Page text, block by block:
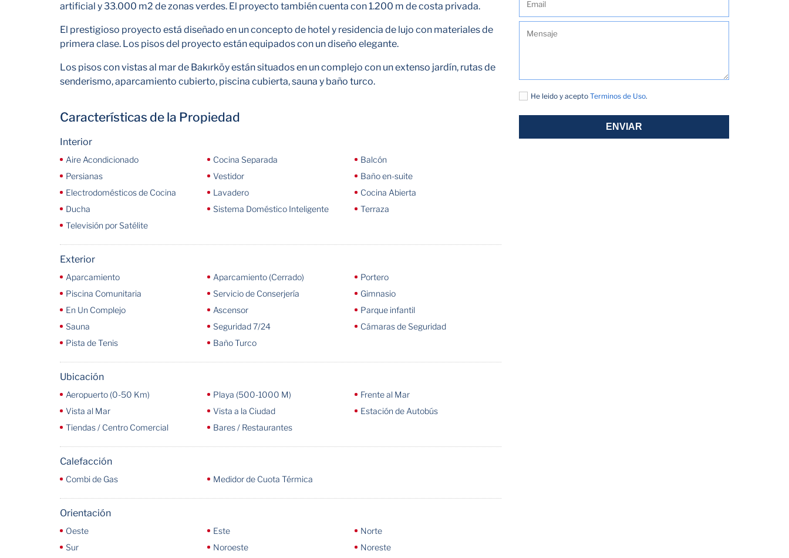
He leido y aceptoTerminos de Uso.
ENVIAR
artificial y 33.000 m2 de zonas verdes. El proyecto también cuenta con 1.200 m de costa privada.
El prestigioso proyecto está diseñado en un concepto de hotel y residencia de lujo con materiales de
primera clase. Los pisos del proyecto están equipados con un diseño elegante.
Los pisos con vistas al mar de Bakırköy están situados en un complejo con un extenso jardín, rutas de
senderismo, aparcamiento cubierto, piscina cubierta, sauna y baño turco.
Características de la Propiedad
Interior
Aire Acondicionado Cocina Separada
Balcón
Persianas
Vestidor
Baño en-suite
Electrodomésticos de Cocina
Lavadero
Cocina Abierta
Ducha
Sistema Doméstico Inteligente
Terraza
Televisión por Satélite
Exterior
Aparcamiento Aparcamiento (Cerrado)
Portero
Piscina Comunitaria
Servicio de Conserjería
Gimnasio
En Un Complejo
Ascensor
Parque infantil
Sauna
Seguridad 7/24
Cámaras de Seguridad
Pista de Tenis
Baño Turco
Ubicación
Aeropuerto (0-50 Km) Playa (500-1000 M)
Frente al Mar
Vista al Mar
Vista a la Ciudad
Estación de Autobús
Tiendas / Centro Comercial
Bares / Restaurantes
Calefacción
Combi de Gas Medidor de Cuota Térmica
Orientación
Oeste Este
Norte
Sur
Noroeste
Noreste